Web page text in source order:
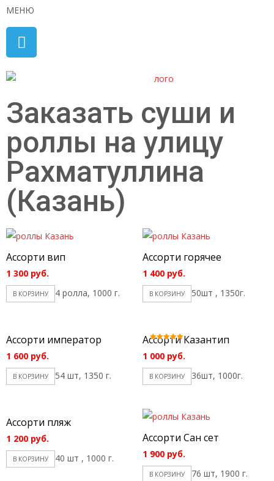
МЕНЮ
Заказать суши и
роллы на улицу
Рахматуллина
(Казань)
Ассорти вип
1 300 руб.
В КОРЗИНУ 4 ролла, 1000 г.
Ассорти горячее
1 400 руб.
В КОРЗИНУ 50шт , 1350г.
Ассорти император
1 600 руб.
В КОРЗИНУ 54 шт, 1350 г.
Ассорти Казантип
Оценка
из 5
1 000 руб.
В КОРЗИНУ 36шт, 1000г.
Ассорти пляж
1 200 руб.
В КОРЗИНУ 40 шт , 1000 г.
Ассорти Сан сет
1 900 руб.
В КОРЗИНУ 76 шт, 1900 г.